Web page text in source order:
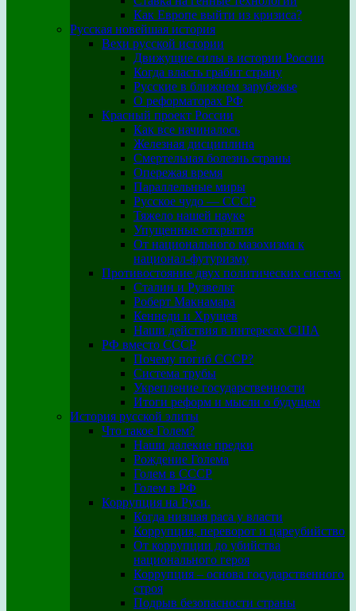
Как Европе выйти из кризиса?
Русская новейшая история
Вехи русской истории
Движущие силы в истории России
Когда власть грабит страну
Русские в ближнем зарубежье
О реформаторах РФ
Красный проект России
Как все начиналось
Железная дисциплина
Смертельная болезнь страны
Опережая время
Параллельные миры
Русское чудо — СССР
Тяжело нашей науке
Упущенные открытия
От национального мазохизма к
национал-футуризму
Противостояние двух политических систем
Сталин и Рузвельт
Роберт Макнамара
Кеннеди и Хрущев
Наши действия в интересах США
РФ вместо СССР
Почему погиб СССР?
Система трубы
Укрепление государственности
Итоги реформ и мысли о будущем
История русской элиты
Что такое Голем?
Наши далекие предки
Рождение Голема
Голем в СССР
Голем в РФ
Коррупция на Руси.
Когда низшая раса у власти
Коррупция, переворот и цареубийство
От коррупции до убийства
национального героя
Коррупция – основа государственного
строя
Подрыв безопасности страны